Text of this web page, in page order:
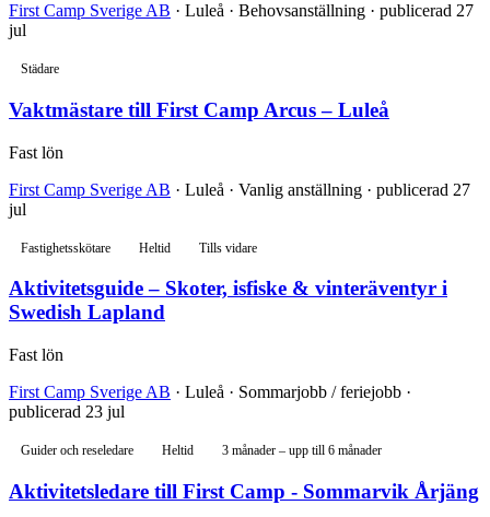
First Camp Sverige AB · Luleå · Behovsanställning · publicerad 27
jul
Städare
Vaktmästare till First Camp Arcus – Luleå
Fast lön
First Camp Sverige AB · Luleå · Vanlig anställning · publicerad 27
jul
Fastighetsskötare Heltid Tills vidare
Aktivitetsguide – Skoter, isfiske & vinteräventyr i
Swedish Lapland
Fast lön
First Camp Sverige AB · Luleå · Sommarjobb / feriejobb ·
publicerad 23 jul
Guider och reseledare Heltid 3 månader – upp till 6 månader
Aktivitetsledare till First Camp - Sommarvik Årjäng